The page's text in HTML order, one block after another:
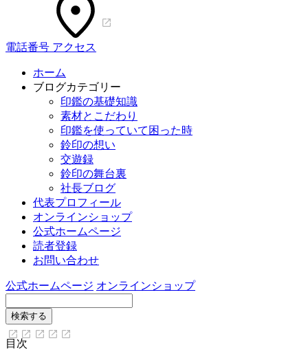
電話番号 アクセス
ホーム
ブログカテゴリー
印鑑の基礎知識
素材とこだわり
印鑑を使っていて困った時
鈴印の想い
交遊録
鈴印の舞台裏
社長ブログ
代表プロフィール
オンラインショップ
公式ホームページ
読者登録
お問い合わせ
公式ホームページ オンラインショップ
目次